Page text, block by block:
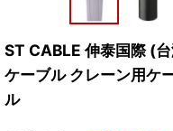
ST CABLE 伸泰国際 (
ケーブル クレーン用ケ
ル